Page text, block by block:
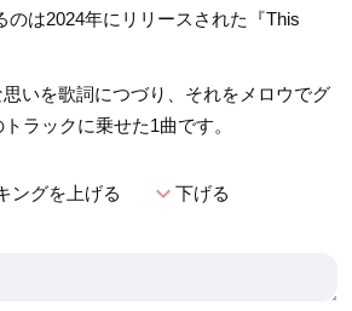
のは2024年にリリースされた『This
いを歌詞につづり、それをメロウでグ
ラックに乗せた1曲です。
ングを上げる expand_more下げる